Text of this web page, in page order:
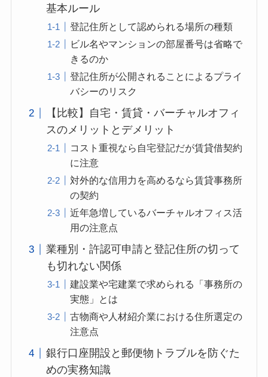
基本ルール
登記住所として認められる場所の種類
ビル名やマンションの部屋番号は省略で
きるのか
登記住所が公開されることによるプライ
バシーのリスク
【比較】自宅・賃貸・バーチャルオフィ
スのメリットとデメリット
コスト重視なら自宅登記だが賃貸借契約
に注意
対外的な信用力を高めるなら賃貸事務所
の契約
近年急増しているバーチャルオフィス活
用の注意点
業種別・許認可申請と登記住所の切って
も切れない関係
建設業や宅建業で求められる「事務所の
実態」とは
古物商や人材紹介業における住所選定の
注意点
銀行口座開設と郵便物トラブルを防ぐた
めの実務知識